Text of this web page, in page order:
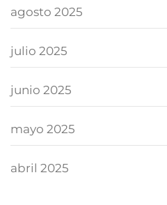
agosto 2025
julio 2025
junio 2025
mayo 2025
abril 2025